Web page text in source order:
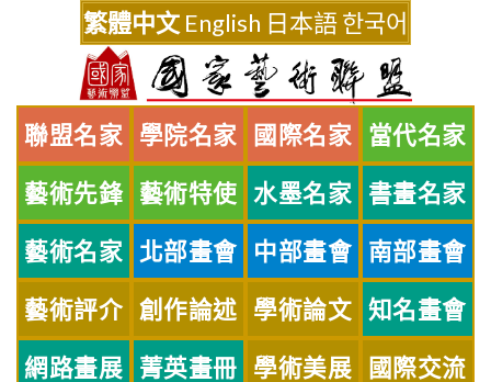
繁體中文 English 日本語한국어
聯盟名家 學院名家 國際名家 當代名家
藝術先鋒 藝術特使 水墨名家 書畫名家
藝術名家 北部畫會 中部畫會 南部畫會
藝術評介 創作論述 學術論文 知名畫會
網路畫展 菁英畫冊 學術美展 國際交流